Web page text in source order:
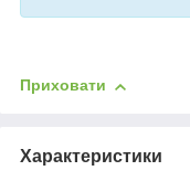
Приховати
Характеристики